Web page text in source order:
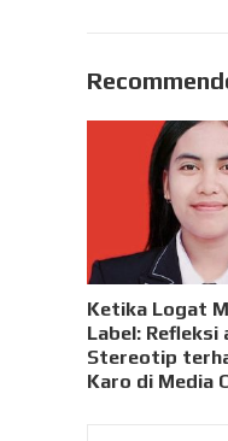
Ketika Logat
Label: Refleksi
Stereotip
Karo di Media